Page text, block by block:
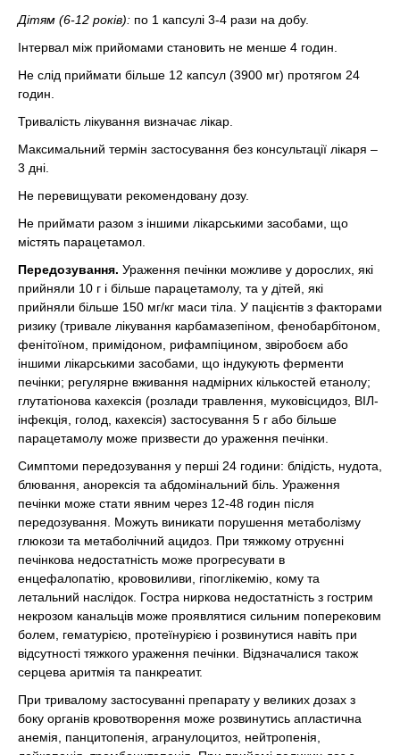
Дітям (6-12 років): по 1 капсулі 3-4 рази на добу.
Інтервал між прийомами становить не менше 4 годин.
Не слід приймати більше 12 капсул (3900 мг) протягом 24
годин.
Тривалість лікування визначає лікар.
Максимальний термін застосування без консультації лікаря –
3 дні.
Не перевищувати рекомендовану дозу.
Не приймати разом з іншими лікарськими засобами, що
містять парацетамол.
Передозування. Ураження печінки можливе у дорослих, які
прийняли 10 г і більше парацетамолу, та у дітей, які
прийняли більше 150 мг/кг маси тіла. У пацієнтів з факторами
ризику (тривале лікування карбамазепіном, фенобарбітоном,
фенітоїном, примідоном, рифампіцином, звіробоєм або
іншими лікарськими засобами, що індукують ферменти
печінки; регулярне вживання надмірних кількостей етанолу;
глутатіонова кахексія (розлади травлення, муковісцидоз, ВІЛ-
інфекція, голод, кахексія) застосування 5 г або більше
парацетамолу може призвести до ураження печінки.
Симптоми передозування у перші 24 години: блідість, нудота,
блювання, анорексія та абдомінальний біль. Ураження
печінки може стати явним через 12-48 годин після
передозування. Можуть виникати порушення метаболізму
глюкози та метаболічний ацидоз. При тяжкому отруєнні
печінкова недостатність може прогресувати в
енцефалопатію, крововиливи, гіпоглікемію, кому та
летальний наслідок. Гостра ниркова недостатність з гострим
некрозом канальців може проявлятися сильним поперековим
болем, гематурією, протеїнурією і розвинутися навіть при
відсутності тяжкого ураження печінки. Відзначалися також
серцева аритмія та панкреатит.
При тривалому застосуванні препарату у великих дозах з
боку органів кровотворення може розвинутись апластична
анемія, панцитопенія, агранулоцитоз, нейтропенія,